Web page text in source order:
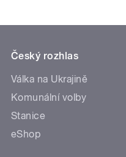
Český rozhlas
Válka na Ukrajině
Komunální volby
Stanice
eShop